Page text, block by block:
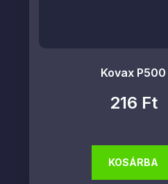
Kovax P500
216 Ft
KOSÁRBA